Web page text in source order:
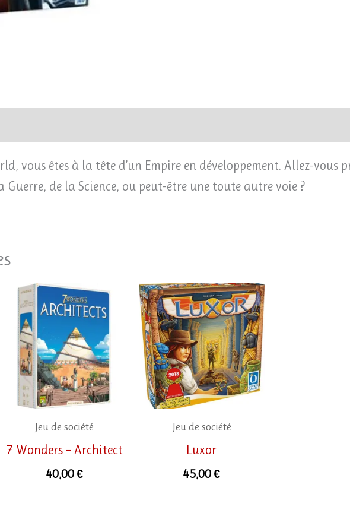
vous êtes à la tête d’un Empire en développement. Allez-vous
Guerre, de la Science, ou peut-être une toute autre voie ?
Jeu de société
7 Wonders – Architect
40,00€
Jeu de société
Luxor
45,00€